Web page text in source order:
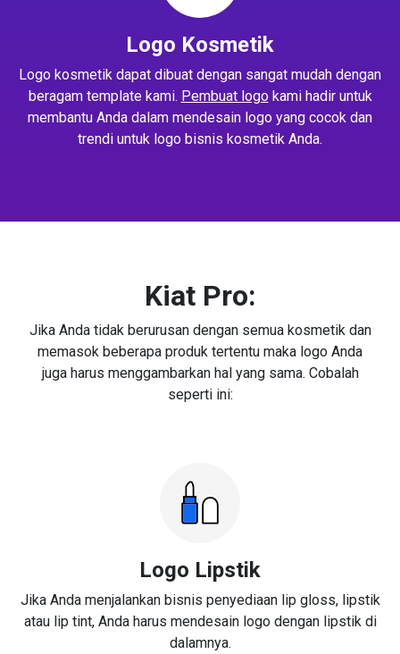
Logo Kosmetik
Logo kosmetik dapat dibuat dengan sangat mudah dengan
beragam template kami. Pembuat logokami hadir untuk
membantu Anda dalam mendesain logo yang cocok dan
trendi untuk logo bisnis kosmetik Anda.
Kiat Pro:
Jika Anda tidak berurusan dengan semua kosmetik dan
memasok beberapa produk tertentu maka logo Anda
juga harus menggambarkan hal yang sama. Cobalah
seperti ini:
Logo Lipstik
Jika Anda menjalankan bisnis penyediaan lip gloss, lipstik
atau lip tint, Anda harus mendesain logo dengan lipstik di
dalamnya.